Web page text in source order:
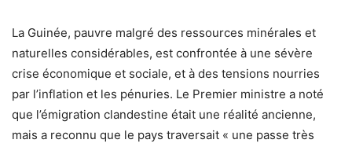
La Guinée, pauvre malgré des ressources minérales et
naturelles considérables, est confrontée à une sévère
crise économique et sociale, et à des tensions nourries
par l’inflation et les pénuries. Le Premier ministre a noté
que l’émigration clandestine était une réalité ancienne,
mais a reconnu que le pays traversait « une passe très